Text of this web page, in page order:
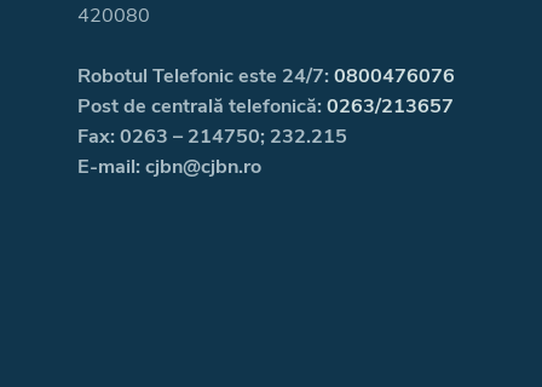
420080
Robotul Telefonic este 24/7: 0800476076
Post de centrală telefonică: 0263/213657
Fax: 0263 – 214750; 232.215
E-mail: cjbn@cjbn.ro